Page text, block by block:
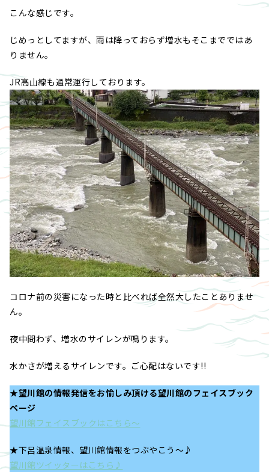
こんな感じです。
じめっとしてますが、雨は降っておらず増水もそこまでではあ
りません。
JR高山線も通常運行しております。
コロナ前の災害になった時と比べれば全然大したことありませ
ん。
夜中問わず、増水のサイレンが鳴ります。
水かさが増えるサイレンです。ご心配はないです!!
★望川館の情報発信をお愉しみ頂ける望川館のフェイスブック
ページ
望川館フェイスブックはこちら～
★下呂温泉情報、望川館情報をつぶやこう～♪
望川館ツイッターはこちら♪